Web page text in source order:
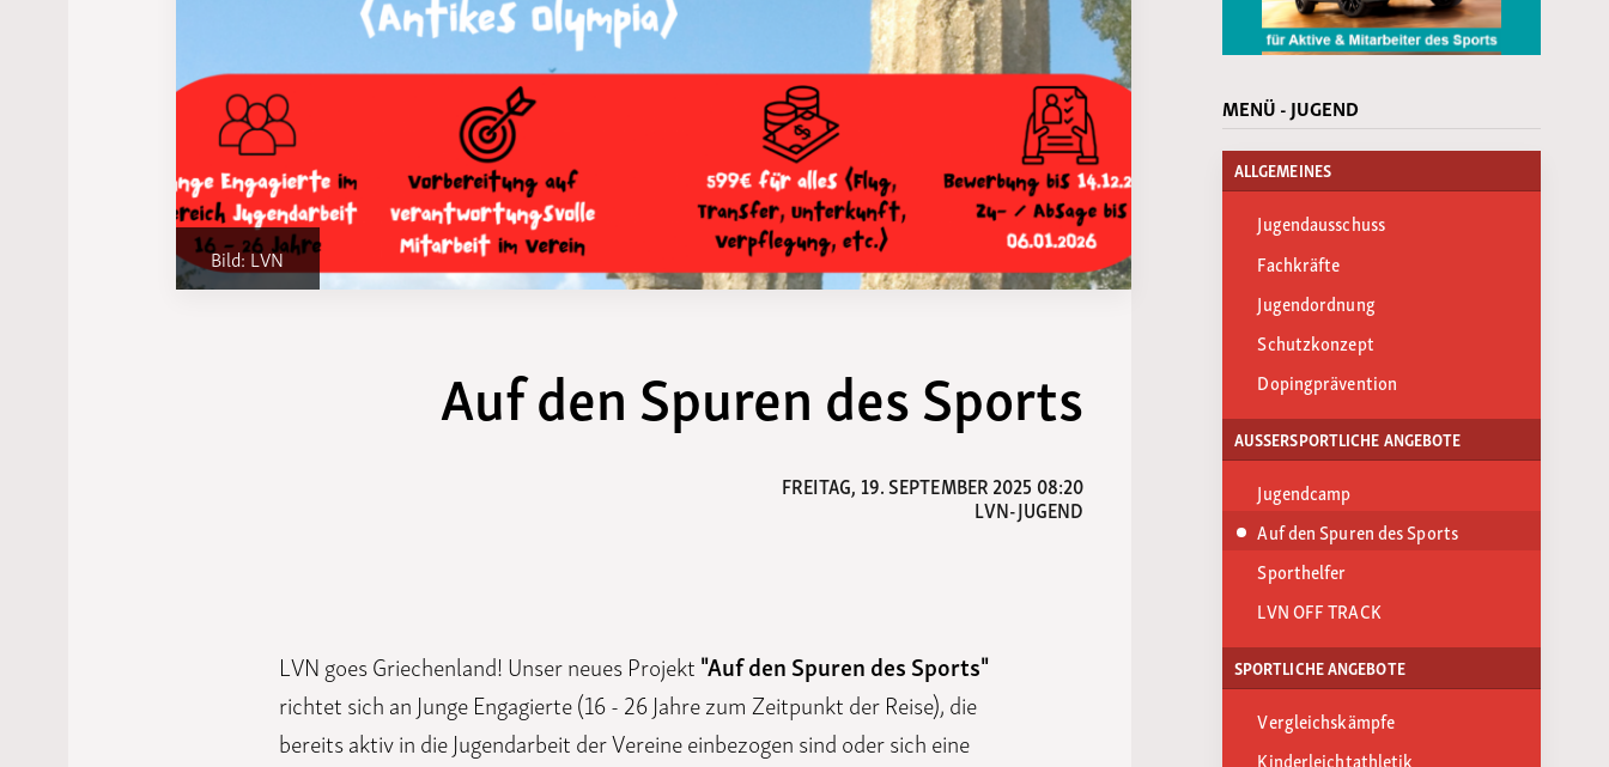
Funktionäre
Laufveranstaltertagungen
2023
Bild: LVN
Auf den Spuren des Sports
FREITAG, 19. SEPTEMBER 2025 08:20
LVN-JUGEND
LVN goes Griechenland! Unser neues Projekt"Auf den Spuren des Sports"
richtet sich an Junge Engagierte (16 - 26 Jahre zum Zeitpunkt der Reise), die
bereits aktiv in die Jugendarbeit der Vereine einbezogen sind oder sich eine
MENÜ - JUGEND
ALLGEMEINES
Jugendausschuss
Fachkräfte
Jugendordnung
Schutzkonzept
Dopingprävention
AUSSERSPORTLICHE ANGEBOTE
Jugendcamp
Auf den Spuren des Sports
Sporthelfer
LVN OFF TRACK
SPORTLICHE ANGEBOTE
Vergleichskämpfe
Kinderleichtathletik